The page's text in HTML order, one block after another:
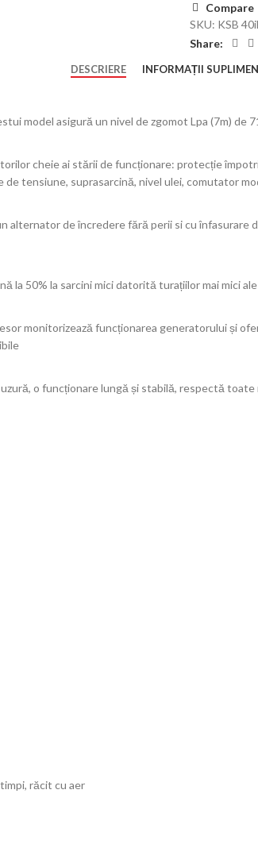
Compare
SKU: KSB
Share:
DESCRIERE INFORMAȚII
model asigură un nivel de zgomot Lpa (7m)
cheie ai stării de funcționare: protecție
de tensiune, suprasarcină, nivel ulei, comutator
de încredere fără perii si cu înfasurare
la 50% la sarcini mici datorită turațiilor mai mici
monitorizează funcționarea generatorului și
o funcționare lungă și stabilă, respectă toate
răcit cu aer